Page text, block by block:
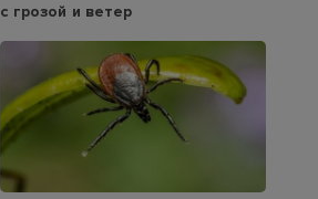
с грозой и ветер